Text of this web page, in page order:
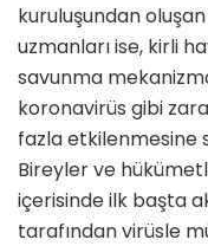
kuruluşundan
uzmanları ise, kirli
savunma
koronavirüs gibi
fazla etkilenmesine
Bireyler ve
içerisinde ilk başta
tarafından virüsle